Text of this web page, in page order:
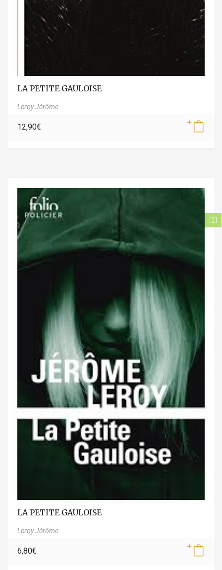
LA PETITE GAULOISE
Leroy Jérôme
12,90€
LA PETITE GAULOISE
Leroy Jérôme
6,80€